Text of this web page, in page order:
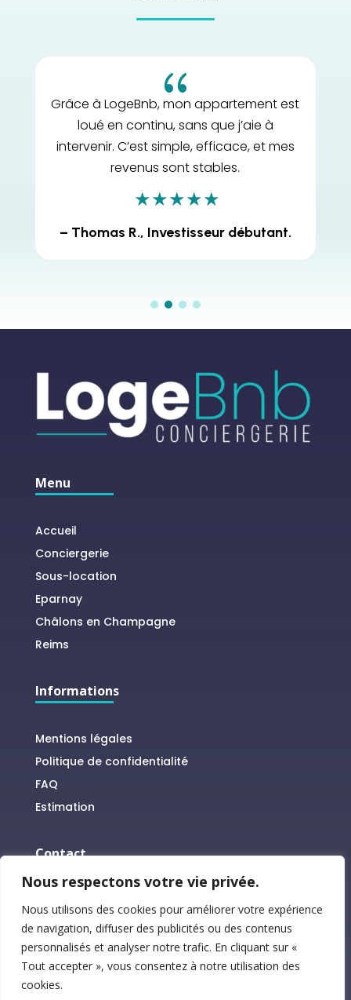
Nous respectons votre vie privée.
Nous utilisons des cookies pour améliorer votre expérience
de navigation, diffuser des publicités ou des contenus
personnalisés et analyser notre trafic. En cliquant sur «
Tout accepter », vous consentez à notre utilisation des
cookies.
{
Grâce à LogeBnb, mon appartement est
loué en continu, sans que j’aie à
intervenir. C’est simple, efficace, et mes
revenus sont stables.
– Thomas R., Investisseur débutant.
Menu
Accueil
Conciergerie
Sous-location
Eparnay
Châlons en Champagne
Reims
Informations
Mentions légales
Politique de confidentialité
FAQ
Estimation
Contact
+33 6 52 80 62 51
 contact@logebnb.com
PRENDRE RENDEZ-VOUS